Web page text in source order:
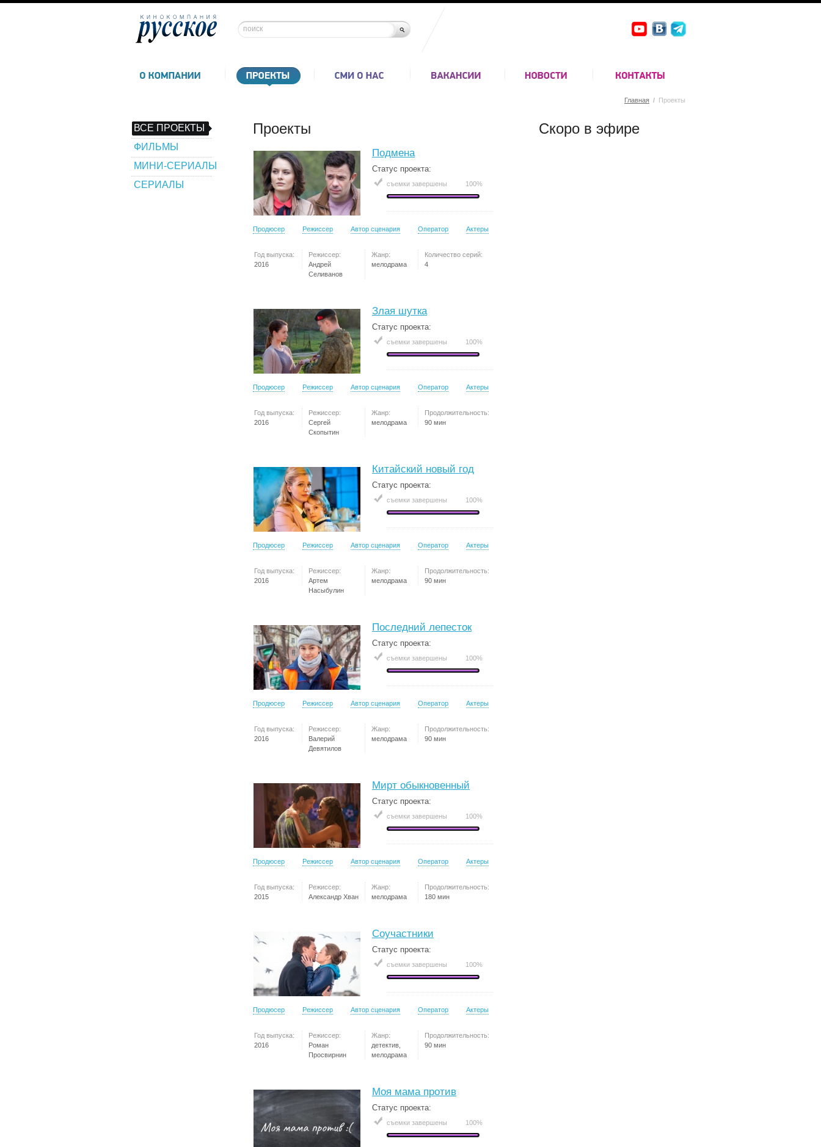
Главная / Проекты
ВСЕ ПРОЕКТЫ
ФИЛЬМЫ
МИНИ-СЕРИАЛЫ
СЕРИАЛЫ
Проекты
Подмена
Статус проекта:
съемки завершены 100%
Продюсер Режиссер Автор сценария Оператор Актеры
Год выпуска:
2016
Режиссер:
Андрей
Селиванов
Жанр:
мелодрама
Количество серий:
4
Злая шутка
Статус проекта:
съемки завершены 100%
Продюсер Режиссер Автор сценария Оператор Актеры
Год выпуска:
2016
Режиссер:
Сергей
Скопытин
Жанр:
мелодрама
Продолжительность:
90 мин
Китайский новый год
Статус проекта:
съемки завершены 100%
Продюсер Режиссер Автор сценария Оператор Актеры
Год выпуска:
2016
Режиссер:
Артем
Насыбулин
Жанр:
мелодрама
Продолжительность:
90 мин
Последний лепесток
Статус проекта:
съемки завершены 100%
Продюсер Режиссер Автор сценария Оператор Актеры
Год выпуска:
2016
Режиссер:
Валерий
Девятилов
Жанр:
мелодрама
Продолжительность:
90 мин
Мирт обыкновенный
Статус проекта:
съемки завершены 100%
Продюсер Режиссер Автор сценария Оператор Актеры
Год выпуска:
2015
Режиссер:
Александр Хван
Жанр:
мелодрама
Продолжительность:
180 мин
Соучастники
Статус проекта:
съемки завершены 100%
Продюсер Режиссер Автор сценария Оператор Актеры
Год выпуска:
2016
Режиссер:
Роман
Просвирнин
Жанр:
детектив,
мелодрама
Продолжительность:
90 мин
Моя мама против
Статус проекта:
съемки завершены 100%
Скоро в эфире